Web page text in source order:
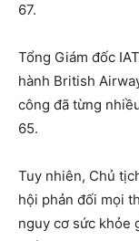
67.
Tổng Giám đốc
hành British
công đã từng
65.
Tuy nhiên, Chủ
hội phản đối mọi
nguy cơ sức khỏe